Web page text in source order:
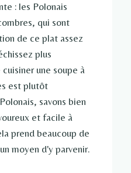
: les Polonais
qui sont
de ce plat assez
plus
une soupe à
est plutôt
savons bien
et facile à
prend beaucoup de
moyen d'y parvenir.